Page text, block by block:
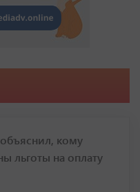
кому
льготы на оплату